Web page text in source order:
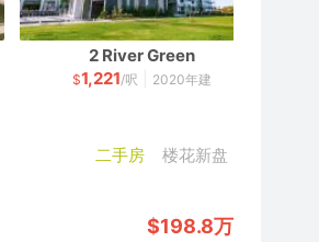
2 River Green
$1,221/呎 2020年建
二手房 楼花新盘
$198.8万